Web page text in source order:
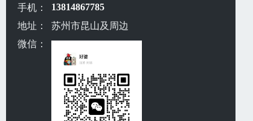
手机：
13814867785
地址：
苏州市昆山及周边
微信：